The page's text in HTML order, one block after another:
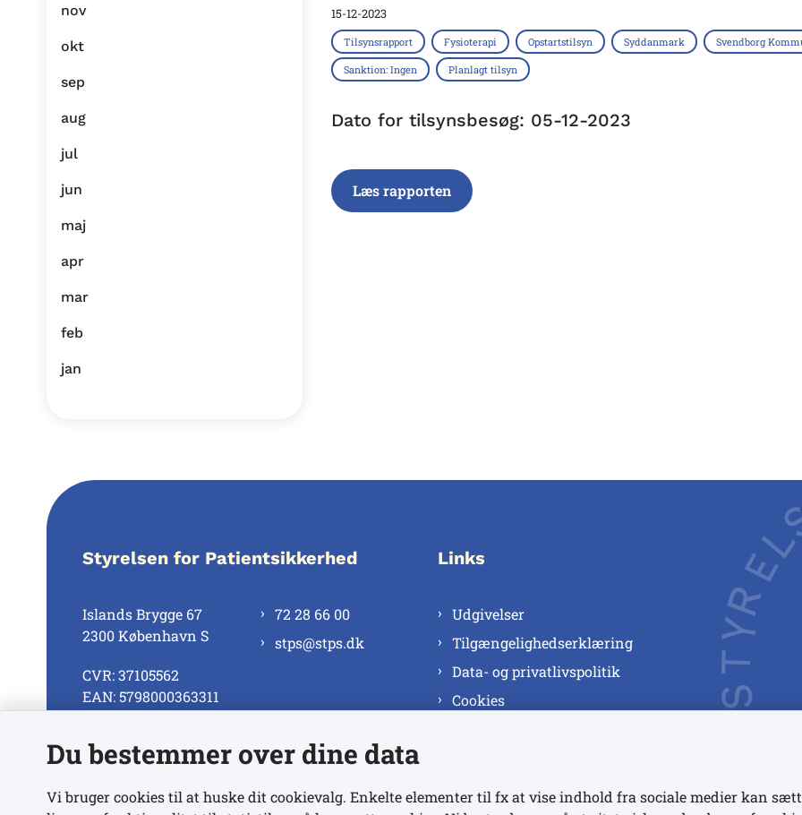
nov
okt
sep
aug
jul
jun
maj
apr
mar
feb
jan
15-12-2023
Tilsynsrapport Fysioterapi Opstartstilsyn Syddanmark Svendborg
Sanktion: Ingen Planlagt tilsyn
Dato for tilsynsbesøg: 05-12-2023
Læs rapporten
Styrelsen for Patientsikkerhed
Islands Brygge 67
2300 København S
CVR: 37105562
EAN: 5798000363311
72 28 66 00
stps@stps.dk
Se alle kontaktnumre
Links
Udgivelser
Tilgængelighedserklæring
Data- og privatlivspolitik
Cookies
Du bestemmer over dine data
Vi bruger cookies til at huske dit cookievalg. Enkelte elementer til fx at vise indhold fra sociale medier kan